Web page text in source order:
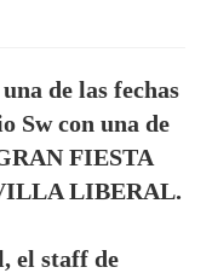
de las fechas
Sw con una de
FIESTA
LIBERAL.
el staff de